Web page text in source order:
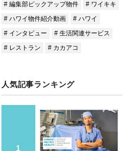
# 編集部ピックアップ物件
# ワイキキ
# ハワイ物件紹介動画
# ハワイ
# インタビュー
# 生活関連サービス
# レストラン
# カカアコ
人気記事ランキング